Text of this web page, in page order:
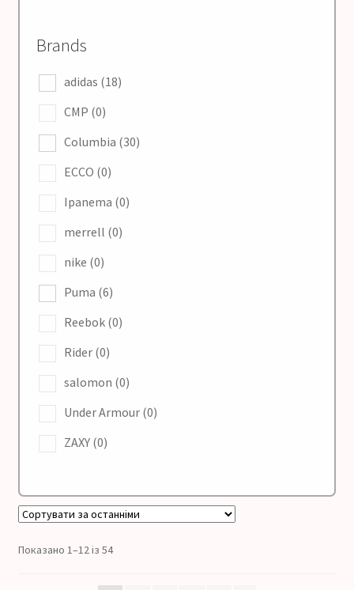
Спортивні костюми
Шорти
Шапки кепки
Жінкам
Дітям
Контакти
Мій аккаунт
Оформление заказа
Brands
adidas (18)
CMP (0)
Columbia (30)
ECCO (0)
Ipanema (0)
merrell (0)
nike (0)
Puma (6)
Reebok (0)
Rider (0)
salomon (0)
Under Armour (0)
ZAXY (0)
Показано 1–12 із 54